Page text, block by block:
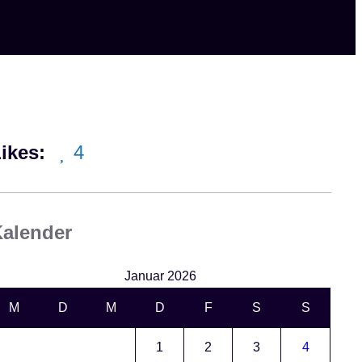
4
Januar 2026
M D M D F S S
1 2 3 4